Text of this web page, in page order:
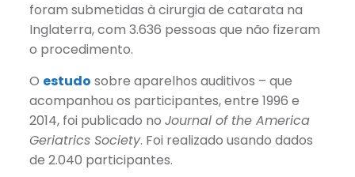
foram submetidas à cirurgia de catarata na
Inglaterra, com 3.636 pessoas que não fizeram
o procedimento.
O estudo sobre aparelhos auditivos – que
acompanhou os participantes, entre 1996 e
2014, foi publicado no Journal of the America
Geriatrics Society. Foi realizado usando dados
de 2.040 participantes.